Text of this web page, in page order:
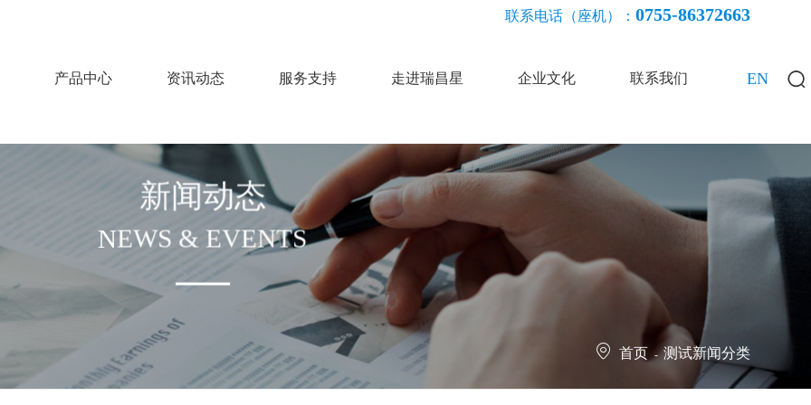
联系电话（座机）： 0755-86372663
产品中心 资讯动态 服务支持 走进瑞昌星 企业文化 联系我们 EN
新闻动态
NEWS & EVENTS
首页 - 测试新闻分类